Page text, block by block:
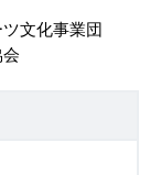
文化事業団